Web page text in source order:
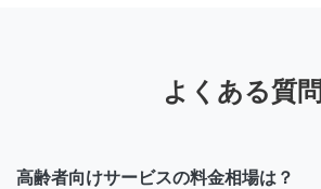
よくある質問
高齢者向けサービスの料金相場は？